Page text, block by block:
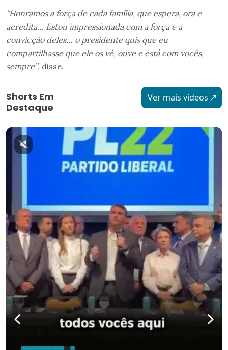
“Honramos a força de cada família, que espera, ora e
acredita… Estou impressionada com a força e a
convicção deles… o presidente quis que eu
compartilhasse que ele os vê, ouve e está com vocês,
sempre”, disse.
Shorts Em
Destaque
Ver mais vídeos